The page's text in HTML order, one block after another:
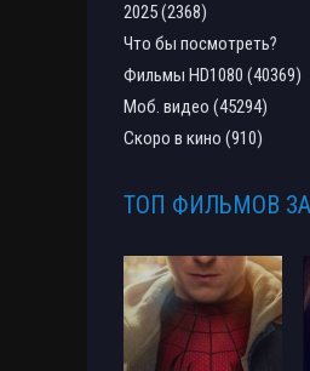
2025 (2368)
Что бы посмотреть?
Фильмы HD1080 (40369)
Моб. видео (45294)
Скоро в кино (910)
ТОП ФИЛЬМОВ